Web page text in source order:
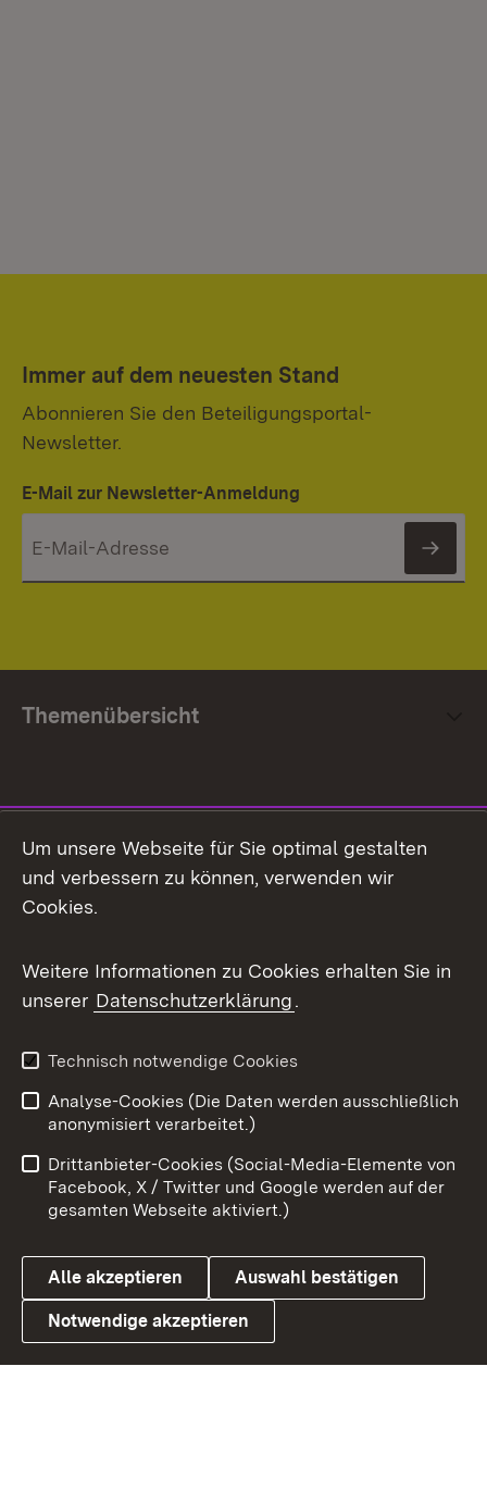
Immer auf dem neuesten Stand
Abonnieren Sie den Beteiligungsportal-
Newsletter.
E-Mail zur Newsletter-Anmeldung
Themenübersicht
Facebook
X / Twitter
Youtube
Link zum Landesportal
Impressum
Kontakt
Barrierefreiheit
Datenschutz
Cookies
Um unsere Webseite für Sie optimal gestalten
und verbessern zu können, verwenden wir
Cookies.
Weitere Informationen zu Cookies erhalten Sie in
unserer Datenschutzerklärung.
Technisch notwendige Cookies
Analyse-Cookies (Die Daten werden ausschließlich
anonymisiert verarbeitet.)
Drittanbieter-Cookies (Social-Media-Elemente von
Facebook, X / Twitter und Google werden auf der
gesamten Webseite aktiviert.)
Alle akzeptieren Auswahl bestätigen
Notwendige akzeptieren